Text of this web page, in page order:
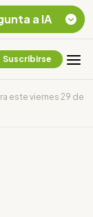
Suscribirse
este viernes 29 de
a IA
Ecuador